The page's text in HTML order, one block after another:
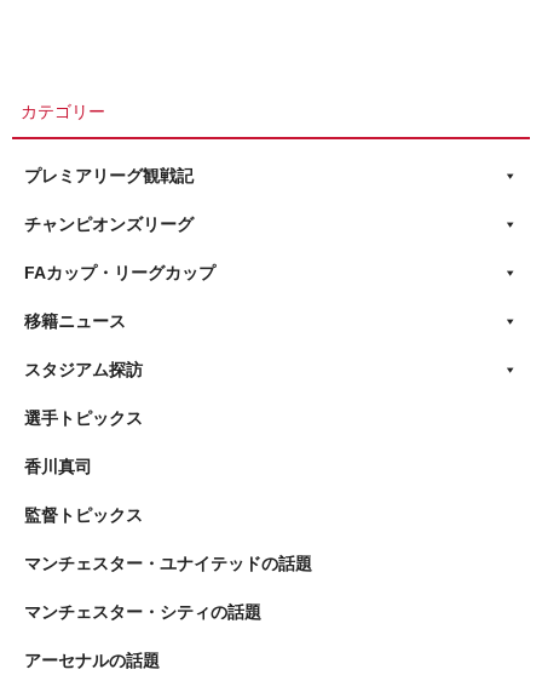
カテゴリー
プレミアリーグ観戦記
チャンピオンズリーグ
FAカップ・リーグカップ
移籍ニュース
スタジアム探訪
選手トピックス
香川真司
監督トピックス
マンチェスター・ユナイテッドの話題
マンチェスター・シティの話題
アーセナルの話題